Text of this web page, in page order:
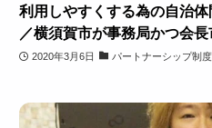
利用しやすくする為の自治
／横須賀市が事務局かつ会
2020年3月6日 パートナーシップ制